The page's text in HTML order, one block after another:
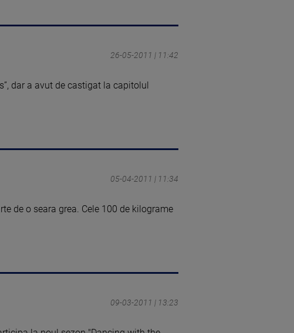
26-05-2011 | 11:42
dar a avut de castigat la capitolul
05-04-2011 | 11:34
de o seara grea. Cele 100 de kilograme
09-03-2011 | 13:23